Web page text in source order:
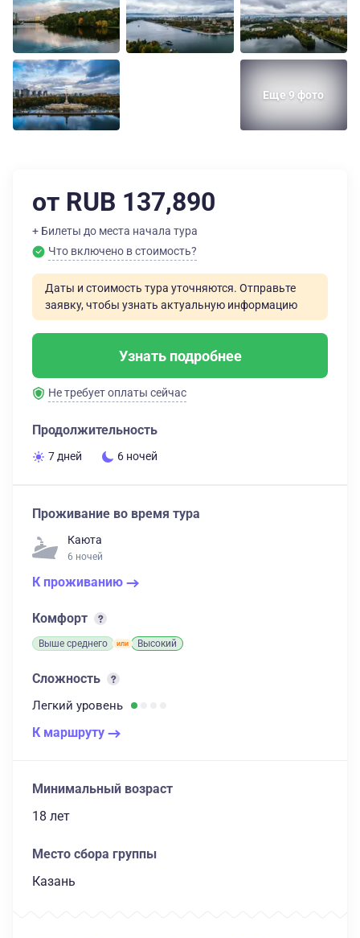
Еще 9 фото
от RUB 137,890
+ Билеты до места начала тура
Что включено в стоимость?
Даты и стоимость тура уточняются. Отправьте
заявку, чтобы узнать актуальную информацию
Узнать подробнее
Не требует оплаты сейчас
Продолжительность
7 дней 6 ночей
Проживание во время тура
Каюта
6 ночей
К проживанию
Комфорт
Выше среднего Высокий
Сложность
Легкий уровень
К маршруту
Минимальный возраст
18 лет
Место сбора группы
Казань